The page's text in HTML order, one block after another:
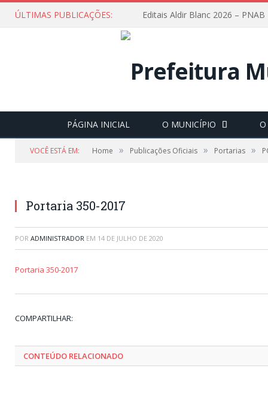
ÚLTIMAS PUBLICAÇÕES: Editais Aldir Blanc 2026 – PNAB
PÁGINA INICIAL O MUNICÍPIO O
VOCÊ ESTÁ EM: Home » Publicações Oficiais » Portarias »
Portaria 350-2017
POR ADMINISTRADOR EM 14 DE JULHO DE 2020
Portaria 350-2017
COMPARTILHAR:
CONTEÚDO RELACIONADO